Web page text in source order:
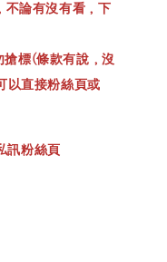
，不論有沒有看，下
搶標(條款有說，沒
以直接粉絲頁或
訊粉絲頁